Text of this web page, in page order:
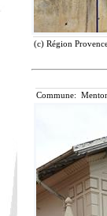
(c) Région
Commune: